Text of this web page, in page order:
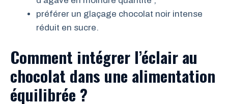
préférer un glaçage chocolat noir intense
réduit en sucre.
Comment intégrer l’éclair au
chocolat dans une alimentation
équilibrée ?